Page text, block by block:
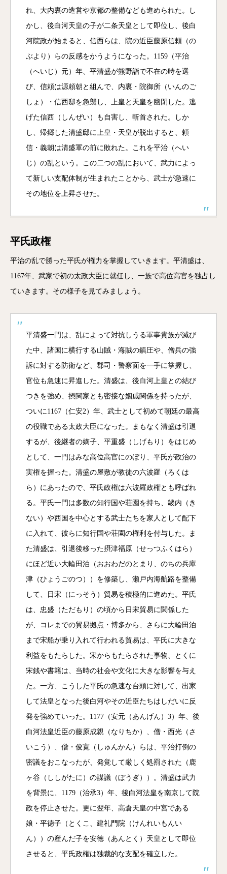
れ、大内裏の造営や京都の整備なども進められた。し
かし、後白河天皇の子が二条天皇として即位し、後白
河院政が始まると、信西らは、院の近臣藤原信頼（の
ぶより）らの反感をかうようになった。1159（平治
（へいじ）元）年、平清盛が熊野詣で不在の時を選
び、信頼は源頼朝と組んで、内裏・院御所（いんのご
しょ）・信西邸を急襲し、上皇と天皇を幽閉した。逃
げた信西（しんぜい）も自害し、斬首された。しか
し、帰郷した清盛邸に上皇・天皇が脱出すると、頼
信・義朝は清盛軍の前に敗れた。これを平治（へい
じ）の乱という。この二つの乱において、武力によっ
て新しい支配体制が生まれたことから、武士が急速に
その地位を上昇させた。
平氏政権
平治の乱で勝った平氏が権力を掌握していきます。平清盛は、
1167年、武家で初の太政大臣に就任し、一族で高位高官を独占し
ていきます。その様子を見てみましょう。
平清盛一門は、乱によって対抗しうる軍事貴族が滅び
た中、諸国に横行する山賊・海賊の鎮圧や、僧兵の強
訴に対する防衛など、郡司・警察面を一手に掌握し、
官位も急速に昇進した。清盛は、後白河上皇との結び
つきを強め、摂関家とも密接な姻戚関係を持ったが、
ついに1167（仁安2）年、武士として初めて朝廷の最高
の役職である太政大臣になった。まもなく清盛は引退
するが、後継者の嫡子、平重盛（しげもり）をはじめ
として、一門はみな高位高官にのぼり、平氏が政治の
実権を握った。清盛の屋敷が教徒の六波羅（ろくは
ら）にあったので、平氏政権は六波羅政権とも呼ばれ
る。平氏一門は多数の知行国や荘園を持ち、畿内（き
ない）や西国を中心とする武士たちを家人として配下
に入れて、彼らに知行国や荘園の権利を付与した。ま
た清盛は、引退後移った摂津福原（せっつふくはら）
にほど近い大輪田泊（おおわだのとまり、のちの兵庫
津（ひょうごのつ））を修築し、瀬戸内海航路を整備
して、日宋（にっそう）貿易を積極的に進めた。平氏
は、忠盛（ただもり）の頃から日宋貿易に関係した
が、コレまでの貿易拠点・博多から、さらに大輪田泊
まで宋船が乗り入れて行われる貿易は、平氏に大きな
利益をもたらした。宋からもたらされた事物、とくに
宋銭や書籍は、当時の社会や文化に大きな影響を与え
た。一方、こうした平氏の急速な台頭に対して、出家
して法皇となった後白河やその近臣たちはしだいに反
発を強めていった。1177（安元（あんげん）3）年、後
白河法皇近臣の藤原成親（なりちか）、僧・西光（さ
いこう）、僧・俊寛（しゅんかん）らは、平治打倒の
密議をおこなったが、発覚して厳しく処罰された（鹿
ヶ谷（ししがたに）の謀議（ぼうぎ））。清盛は武力
を背景に、1179（治承3）年、後白河法皇を南京して院
政を停止させた。更に翌年、高倉天皇の中宮である
娘・平徳子（とくこ、建礼門院（けんれいもんい
ん））の産んだ子を安徳（あんとく）天皇として即位
させると、平氏政権は独裁的な支配を確立した。